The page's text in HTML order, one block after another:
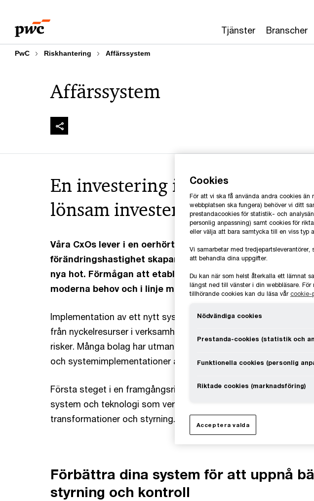
content
footer
Tjänster Branscher
PwC Riskhantering Affärssystem
Affärssystem
En investering i affärssystem är
lönsam investering
Våra CxOs lever i en oerhört spännande tid. Teknologins
förändringshastighet skapar fantastiska affärsmöjligheter
nya hot. Förmågan att etablera en effektiv och
moderna behov och i linje med lagstiftningens krav blir
Implementation av ett nytt system är ett komplext projekt som
från nyckelresurser i verksamheten och innebär såväl tekniska
risker. Många bolag har utmaningar med att realisera
och systemimplementationer är inget undantag.
Första steget i en framgångsrik systemstrategi är att se IT,
system och teknologi som verktyg. Den riktiga förändringen
transformationer och styrning.
Förbättra dina system för att uppnå
styrning och kontroll
Cookies
För att vi ska få använda andra cookies
webbplatsen ska fungera) behöver vi ditt
prestandacookies för statistik- och
personlig anpassning) samt cookies för
eller välja att bara samtycka till en viss typ
Vi samarbetar med
att behandla dina uppgifter.
Du kan när som helst återkalla ett lämnat
längst ned till vänster i din webbläsare.
tillhörande cookies kan du läsa vår cookie-
Nödvändiga cookies
Prestanda-cookies (statistik och
Funktionella cookies (personlig
Riktade cookies (marknadsföring)
Acceptera valda